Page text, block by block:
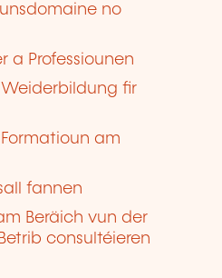
no
a Professiounen
fir
am
fannen
Beräich vun der
consultéieren